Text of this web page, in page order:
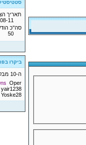
תאריך
11
סה"כ
50
ביקרו
ה-10 מבקר(ים) האחרונ(ים) לדף זה היו:
Oper
yair1238
Yoske28